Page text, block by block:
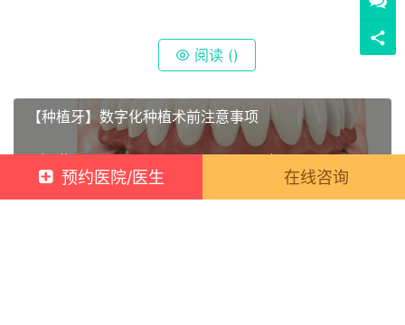
阅读 ()
【种植牙】数字化种植术前注意事项
你担心的双眼皮问题，这里都有解答哦
预约医院/医生 在线咨询